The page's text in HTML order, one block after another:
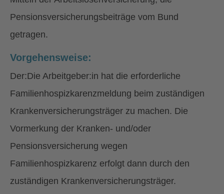
Pensionsversicherungsbeiträge vom Bund
getragen.
Vorgehensweise:
Der:Die Arbeitgeber:in hat die erforderliche
Familienhospizkarenzmeldung beim zuständigen
Krankenversicherungsträger zu machen. Die
Vormerkung der Kranken- und/oder
Pensionsversicherung wegen
Familienhospizkarenz erfolgt dann durch den
zuständigen Krankenversicherungsträger.